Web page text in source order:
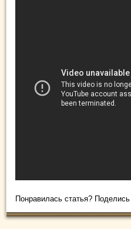
Понравилась статья?